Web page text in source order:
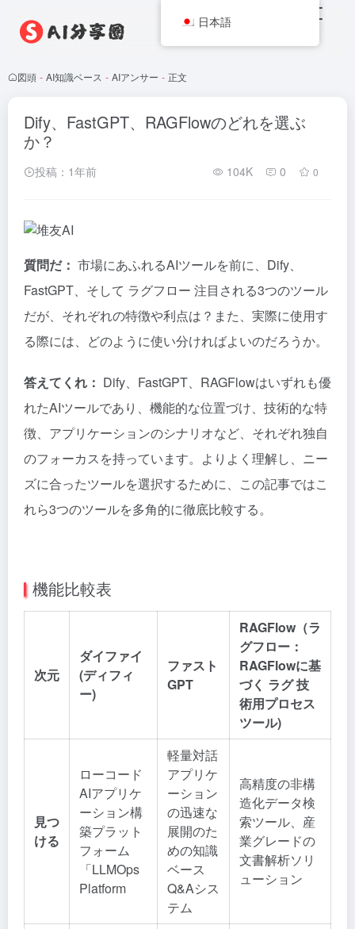
図頭 - AI知識ベース - AIアンサー - 正文
Dify、FastGPT、RAGFlowのどれを選ぶ
か？
投稿：1年前 104K 0 0
質問だ： 市場にあふれるAIツールを前に、Dify、
FastGPT、そして ラグフロー 注目される3つのツール
だが、それぞれの特徴や利点は？また、実際に使用す
る際には、どのように使い分ければよいのだろうか。
答えてくれ： Dify、FastGPT、RAGFlowはいずれも優
れたAIツールであり、機能的な位置づけ、技術的な特
徴、アプリケーションのシナリオなど、それぞれ独自
のフォーカスを持っています。よりよく理解し、ニー
ズに合ったツールを選択するために、この記事ではこ
れら3つのツールを多角的に徹底比較する。
機能比較表
次元
ダイファイ
(ディフィ
ー)
ファスト
GPT
RAGFlow（ラ
グフロー：
RAGFlowに基
づく ラグ技
術用プロセス
ツール)
見つ
ける
ローコード
AIアプリケ
ーション構
築プラット
フォーム
「LLMOps
Platform
軽量対話
アプリケ
ーション
の迅速な
展開のた
めの知識
ベース
Q&Aシス
テム
高精度の非構
造化データ検
索ツール、産
業グレードの
文書解析ソリ
ューション
日本語